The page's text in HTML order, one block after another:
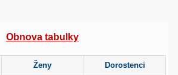
Obnova tabulky
Ženy Dorostenci